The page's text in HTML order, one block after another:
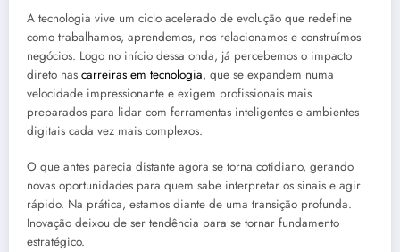
A tecnologia vive um ciclo acelerado de evolução que redefine
como trabalhamos, aprendemos, nos relacionamos e construímos
negócios. Logo no início dessa onda, já percebemos o impacto
direto nas carreiras em tecnologia, que se expandem numa
velocidade impressionante e exigem profissionais mais
preparados para lidar com ferramentas inteligentes e ambientes
digitais cada vez mais complexos.
O que antes parecia distante agora se torna cotidiano, gerando
novas oportunidades para quem sabe interpretar os sinais e agir
rápido. Na prática, estamos diante de uma transição profunda.
Inovação deixou de ser tendência para se tornar fundamento
estratégico.